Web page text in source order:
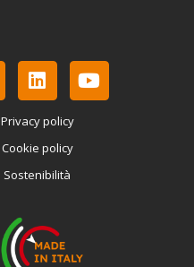
Privacy policy
Cookie policy
Sostenibilità